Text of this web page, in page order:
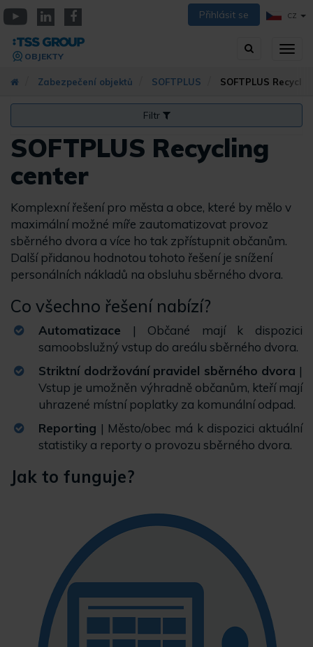
Přejít
k
hlavnímu
obsahu
Přihlásit se CZ
Vyhledávání
OBJEKTY
Zabezpečení objektů SOFTPLUS SOFTPLUS
Filtr
SOFTPLUS Recycling
center
Komplexní řešení pro města a obce, které by mělo v
maximální možné míře zautomatizovat provoz
sběrného dvora a více ho tak zpřístupnit občanům.
Další přidanou hodnotou tohoto řešení je snížení
personálních nákladů na obsluhu sběrného dvora.
Co všechno řešení nabízí?
Automatizace | Občané mají k dispozici
samoobslužný vstup do areálu sběrného dvora.
Striktní dodržování pravidel sběrného dvora |
Vstup je umožněn výhradně občanům, kteří mají
uhrazené místní poplatky za komunální odpad.
Reporting | Město/obec má k dispozici aktuální
statistiky a reporty o provozu sběrného dvora.
Jak to funguje?